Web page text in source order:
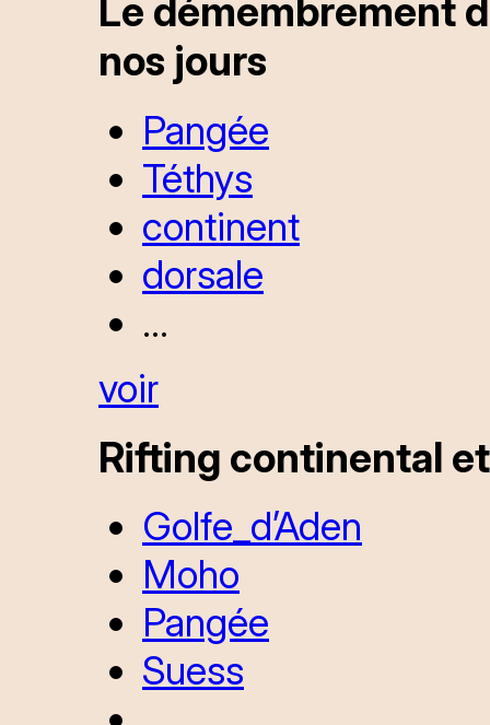
Le démembrement
nos jours
Pangée
Téthys
continent
dorsale
...
voir
Rifting continental
Golfe_d’Aden
Moho
Pangée
Suess